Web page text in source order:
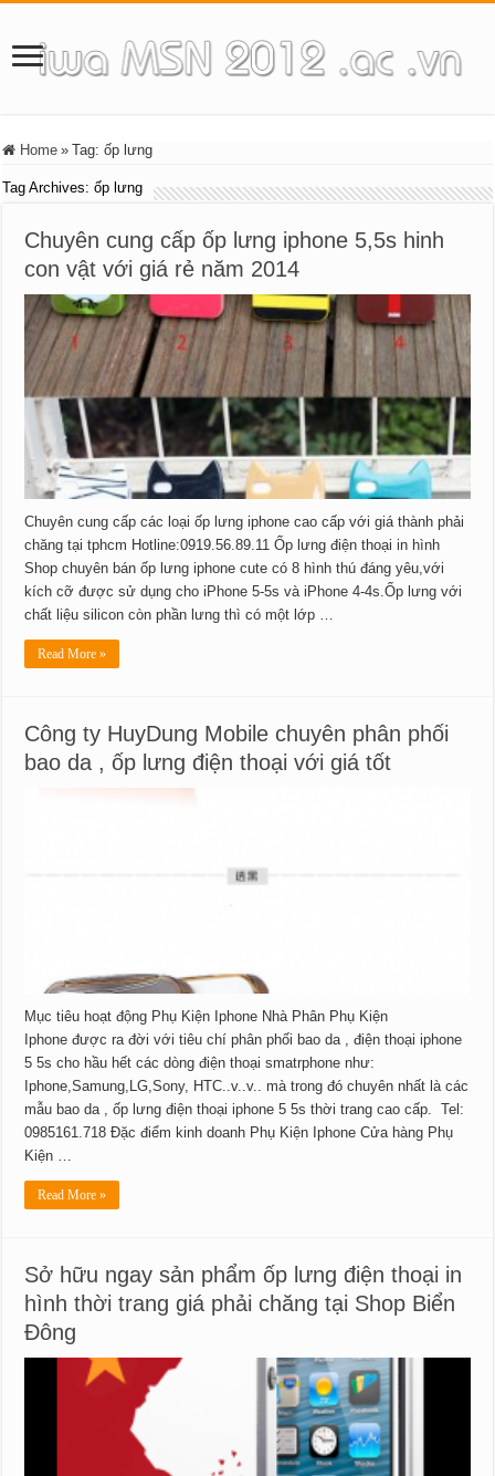
Home » Tag:ốp lưng
Tag Archives:ốp lưng
Chuyên cung cấp ốp lưng iphone 5,5s hinh
con vật với giá rẻ năm 2014
Chuyên cung cấp các loại ốp lưng iphone cao cấp với giá thành phải
chăng tại tphcm Hotline:0919.56.89.11 Ốp lưng điện thoại in hình
Shop chuyên bán ốp lưng iphone cute có 8 hình thú đáng yêu,với
kích cỡ được sử dụng cho iPhone 5-5s và iPhone 4-4s.Ốp lưng với
chất liệu silicon còn phần lưng thì có một lớp …
Read More »
Công ty HuyDung Mobile chuyên phân phối
bao da , ốp lưng điện thoại với giá tốt
Mục tiêu hoạt động Phụ Kiện Iphone Nhà Phân Phụ Kiện
Iphone được ra đời với tiêu chí phân phối bao da , điện thoại iphone
5 5s cho hầu hết các dòng điện thoại smatrphone như:
Iphone,Samung,LG,Sony, HTC..v..v.. mà trong đó chuyên nhất là các
mẫu bao da , ốp lưng điện thoại iphone 5 5s thời trang cao cấp. Tel:
0985161.718 Đặc điểm kinh doanh Phụ Kiện Iphone Cửa hàng Phụ
Kiện …
Read More »
Sở hữu ngay sản phẩm ốp lưng điện thoại in
hình thời trang giá phải chăng tại Shop Biển
Đông